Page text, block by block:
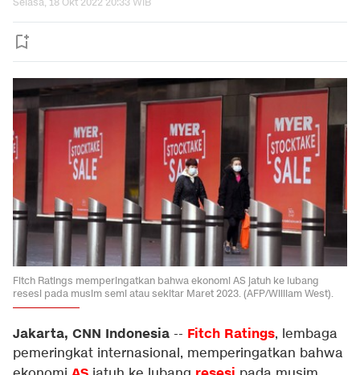
Fitch Ratings memperingatkan bahwa ekonomi AS jatuh ke lubang
resesi pada musim semi atau sekitar Maret 2023. (AFP/William West).
Jakarta, CNN Indonesia -- Fitch Ratings, lembaga
pemeringkat internasional, memperingatkan bahwa